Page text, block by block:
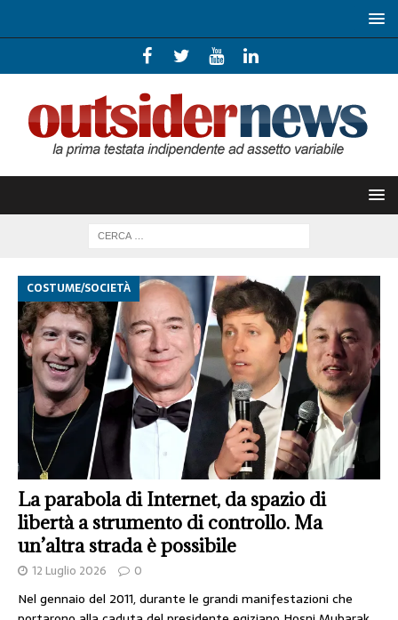
COSTUME/SOCIETÀ
La parabola di Internet, da spazio di
libertà a strumento di controllo. Ma
un’altra strada è possibile
12 Luglio 2026 0
Nel gennaio del 2011, durante le grandi manifestazioni che